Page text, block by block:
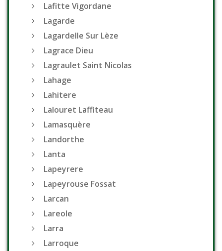
Lafitte Vigordane
Lagarde
Lagardelle Sur Lèze
Lagrace Dieu
Lagraulet Saint Nicolas
Lahage
Lahitere
Lalouret Laffiteau
Lamasquère
Landorthe
Lanta
Lapeyrere
Lapeyrouse Fossat
Larcan
Lareole
Larra
Larroque